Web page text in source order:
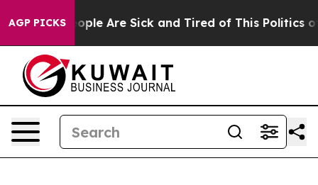
AGP PICKS
Win: “People Are Sick and Tired of This Politics of